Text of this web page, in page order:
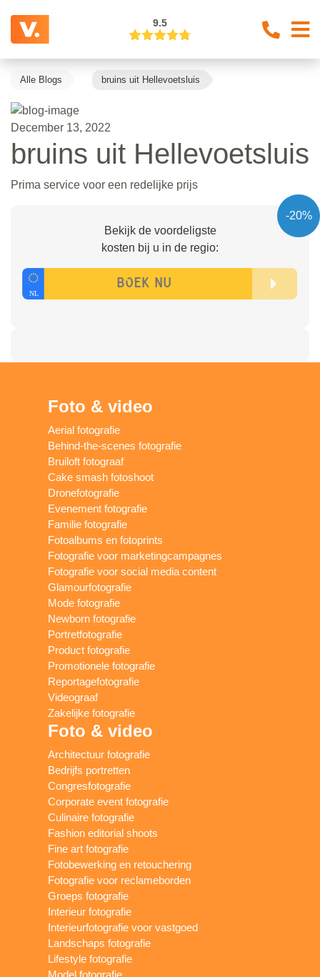
9.5
Alle Blogs bruins uit Hellevoetsluis
December 13, 2022
bruins uit Hellevoetsluis
Prima service voor een redelijke prijs
-20%
Bekijk de voordeligste
kosten bij u in de regio:
Foto & video
Aerial fotografie
Behind-the-scenes fotografie
Bruiloft fotograaf
Cake smash fotoshoot
Dronefotografie
Evenement fotografie
Familie fotografie
Fotoalbums en fotoprints
Fotografie voor marketingcampagnes
Fotografie voor social media content
Glamourfotografie
Mode fotografie
Newborn fotografie
Portretfotografie
Product fotografie
Promotionele fotografie
Reportagefotografie
Videograaf
Zakelijke fotografie
Foto & video
Architectuur fotografie
Bedrijfs portretten
Congresfotografie
Corporate event fotografie
Culinaire fotografie
Fashion editorial shoots
Fine art fotografie
Fotobewerking en retouchering
Fotografie voor reclameborden
Groeps fotografie
Interieur fotografie
Interieurfotografie voor vastgoed
Landschaps fotografie
Lifestyle fotografie
Model fotografie